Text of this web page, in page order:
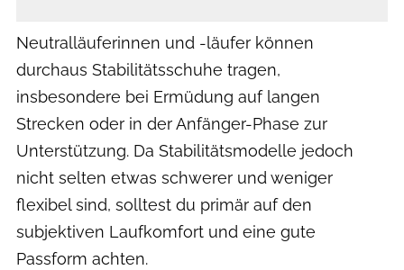
Neutralläuferinnen und -läufer können
durchaus Stabilitätsschuhe tragen,
insbesondere bei Ermüdung auf langen
Strecken oder in der Anfänger-Phase zur
Unterstützung. Da Stabilitätsmodelle jedoch
nicht selten etwas schwerer und weniger
flexibel sind, solltest du primär auf den
subjektiven Laufkomfort und eine gute
Passform achten.